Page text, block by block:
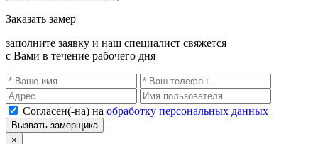
Заказать замер
заполните заявку и наш специалист свяжется
с Вами в течение рабочего дня
Согласен(-на) на обработку персональных данных
Вызвать замерщика
×